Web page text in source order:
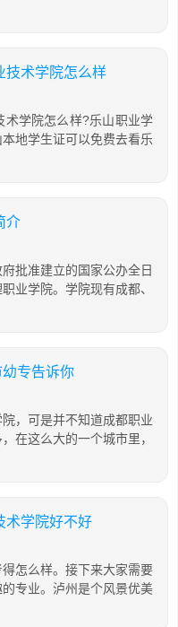
技术学院怎么样
术学院怎么样?乐山职业学
地学生证可以免费去看乐
介
批准建立的国家公办全日
业学院。学院现有成都、
专告诉你
，可是并不知道成都职业
在这么大的一个城市里，
术学院好不好
怎么样。接下来大家需要
专业。泸州是个风景优美